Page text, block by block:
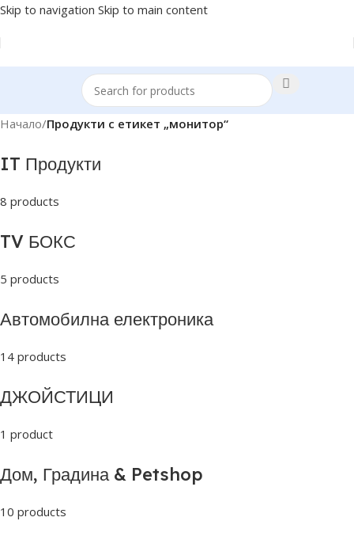
Skip to navigation Skip to main content
Начало/Продукти с етикет „монитор“
IT Продукти
8 products
TV БОКС
5 products
Автомобилна електроника
14 products
ДЖОЙСТИЦИ
1 product
Дом, Градина & Petshop
10 products